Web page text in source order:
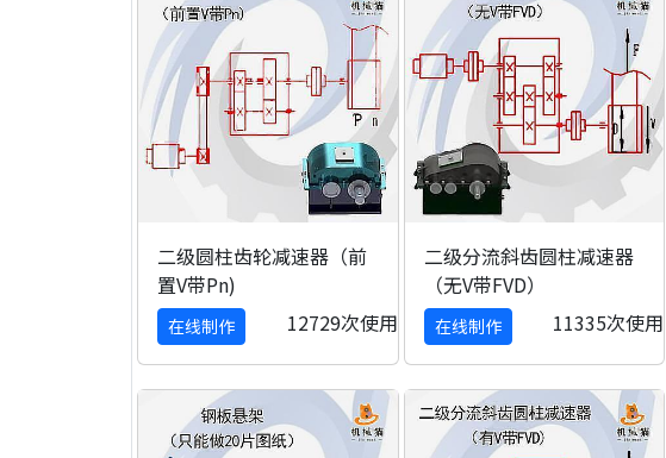
二级圆柱齿轮减速器（前
置V带Pn)
在线制作 12729次使用
二级分流斜齿圆柱减速器
（无V带FVD）
在线制作 11335次使用